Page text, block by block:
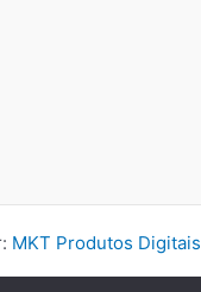
MKT Produtos Digitais